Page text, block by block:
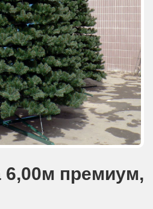
премиум,